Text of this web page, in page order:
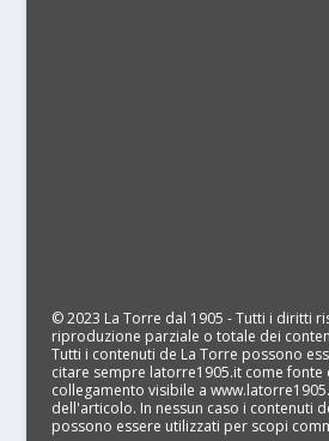
© 2023 La Torre dal 1905 - Tutti i diritti
riproduzione parziale o totale dei
Tutti i contenuti de La Torre possono
citare sempre latorre1905.it come fonte
collegamento visibile a
dell'articolo. In nessun caso i contenuti
possono essere utilizzati per scopi